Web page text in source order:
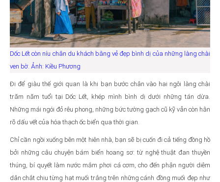
Dốc Lết còn níu chân du khách bằng vẻ đẹp bình dị của những làng chài
ven bờ. Ảnh: Kiều Phương
Đi để giàu thế giới quan là khi bạn bước chân vào hai ngôi làng chài
trăm năm tuổi tại Dốc Lết, khép mình bình dị dưới những tán dừa.
Những mái ngói đỏ rêu phong, những bức tường gạch cũ kỹ vẫn còn hằn
rõ dấu vết của hóa thạch ốc biển qua thời gian.
Chỉ cần ngồi xuống bên một hiên nhà, bạn sẽ bị cuốn đi cả tiếng đồng hồ
bởi những câu chuyện bám biển hoang sơ: từ nghệ thuật đan thuyền
thúng, bí quyết làm nước mắm phơi cá cơm, cho đến phận người diêm
dân chắt chiu từng hạt muối trắng trên những cánh đồng muối đẹp như